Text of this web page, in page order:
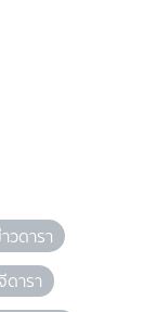
วดารา
ดารา